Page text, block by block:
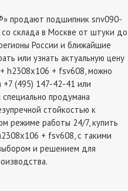
продают подшипник snv090-
склада в Москве от штуки до
России и ближайшие
или узнать актуальную цену
h2308x106 + fsv608, можно
+7 (495) 147-42-41 или
продумана
стойкостью к
режиме работы 24/7, купить
+ fsv608, с такими
и решением для